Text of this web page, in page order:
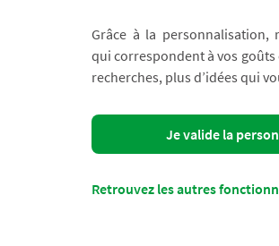
Grâce à la personnalisation,
qui correspondent à vos
recherches, plus d’idées qui
Je valide la
Retrouvez les autres